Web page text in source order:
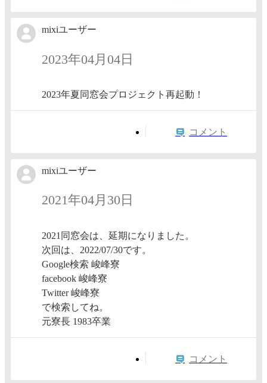
mixiユーザー
2023年04月04日
2023年夏同窓会プロジェクト再起動！
コメント
mixiユーザー
2021年04月30日
2021同窓会は、延期になりました。
次回は、2022/07/30です。
Google検索 峻峰寮
facebook 峻峰寮
Twitter 峻峰寮
で検索してね。
元寮長 1983卒業
コメント